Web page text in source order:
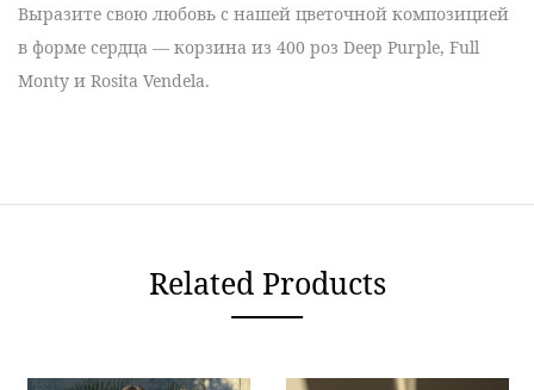
Выразите свою любовь с нашей цветочной композицией
в форме сердца — корзина из 400 роз Deep Purple, Full
Monty и Rosita Vendela.
Related Products